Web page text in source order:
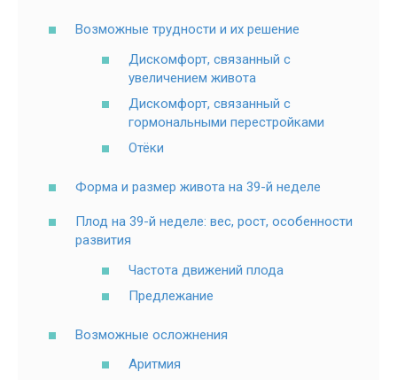
Возможные трудности и их решение
Дискомфорт, связанный с
увеличением живота
Дискомфорт, связанный с
гормональными перестройками
Отёки
Форма и размер живота на 39-й неделе
Плод на 39-й неделе: вес, рост, особенности
развития
Частота движений плода
Предлежание
Возможные осложнения
Аритмия